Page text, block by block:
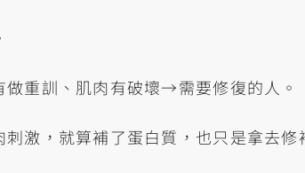
做重訓、肌肉有破壞→需要修復的人。
激，就算補了蛋白質，也只是拿去